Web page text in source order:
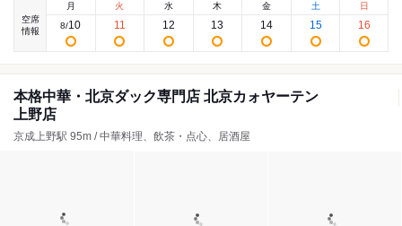
空席
情報
月
8/10
火
11
水
12
木
13
金
14
土
15
日
16
本格中華・北京ダック専門店 北京カォヤーテン
上野店
京成上野駅 95m / 中華料理、飲茶・点心、居酒屋